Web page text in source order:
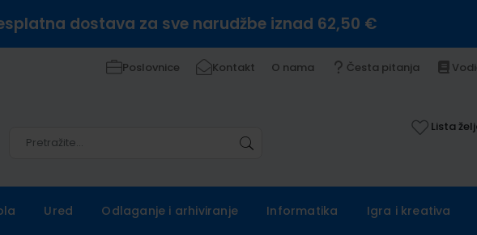
dostava za sve narudžbe iznad 62,50 €
Poslovnice Kontakt O nama Česta pitanja
Lista
Ured Odlaganje i arhiviranje Informatika Igra i kreativa